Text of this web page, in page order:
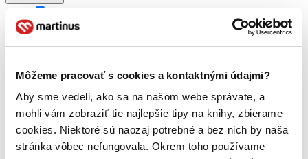
Môžeme pracovať s cookies a kontaktnými údajmi?
Aby sme vedeli, ako sa na našom webe správate, a
mohli vám zobraziť tie najlepšie tipy na knihy, zbierame
cookies. Niektoré sú naozaj potrebné a bez nich by naša
stránka vôbec nefungovala. Okrem toho používame
zľavnené tituly (0 titulov)
Dostupnosť
predpredaj (0 titulov)predpredaj
pripravujeme (0 titulov)
pripravujeme
dostupná (bez vypredaných) (0 titulov)
dostupná (bez
vypredaných)
Nové / čítané